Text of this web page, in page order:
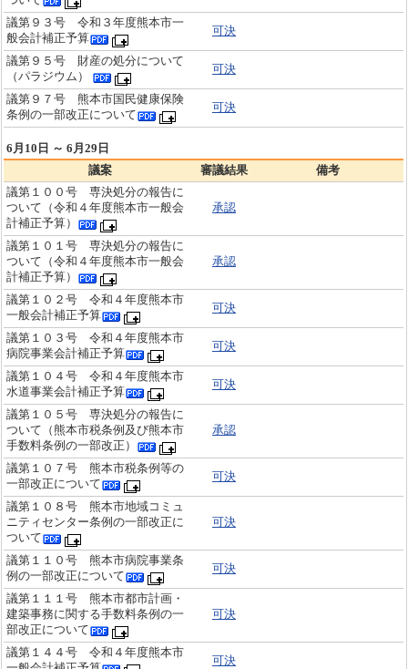
議第９３号 令和３年度熊本市一
般会計補正予算
可決
議第９５号 財産の処分について
（パラジウム）
可決
議第９７号 熊本市国民健康保険
条例の一部改正について
可決
6月10日 ～ 6月29日
議案
審議結果
備考
議第１００号 専決処分の報告に
ついて（令和４年度熊本市一般会
計補正予算）
承認
議第１０１号 専決処分の報告に
ついて（令和４年度熊本市一般会
計補正予算）
承認
議第１０２号 令和４年度熊本市
一般会計補正予算
可決
議第１０３号 令和４年度熊本市
病院事業会計補正予算
可決
議第１０４号 令和４年度熊本市
水道事業会計補正予算
可決
議第１０５号 専決処分の報告に
ついて（熊本市税条例及び熊本市
手数料条例の一部改正）
承認
議第１０７号 熊本市税条例等の
一部改正について
可決
議第１０８号 熊本市地域コミュ
ニティセンター条例の一部改正に
ついて
可決
議第１１０号 熊本市病院事業条
例の一部改正について
可決
議第１１１号 熊本市都市計画・
建築事務に関する手数料条例の一
部改正について
可決
議第１４４号 令和４年度熊本市
可決